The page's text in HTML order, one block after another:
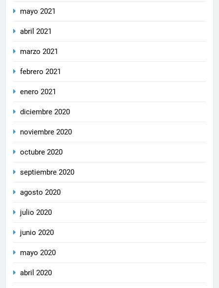
mayo 2021
abril 2021
marzo 2021
febrero 2021
enero 2021
diciembre 2020
noviembre 2020
octubre 2020
septiembre 2020
agosto 2020
julio 2020
junio 2020
mayo 2020
abril 2020